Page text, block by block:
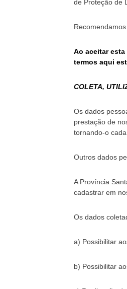
de Proteção de
Ao aceitar
termos aqui
COLETA,
Os dados
prestação de
tornando-o
Outros dados
A Província
cadastrar em
Os dados
a) Possibilitar
b) Possibilitar